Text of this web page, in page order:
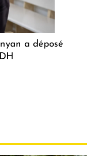
a déposé